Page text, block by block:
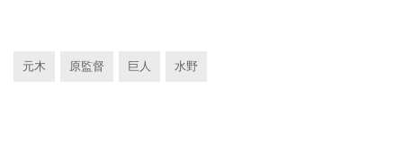
元木 原監督 巨人 水野